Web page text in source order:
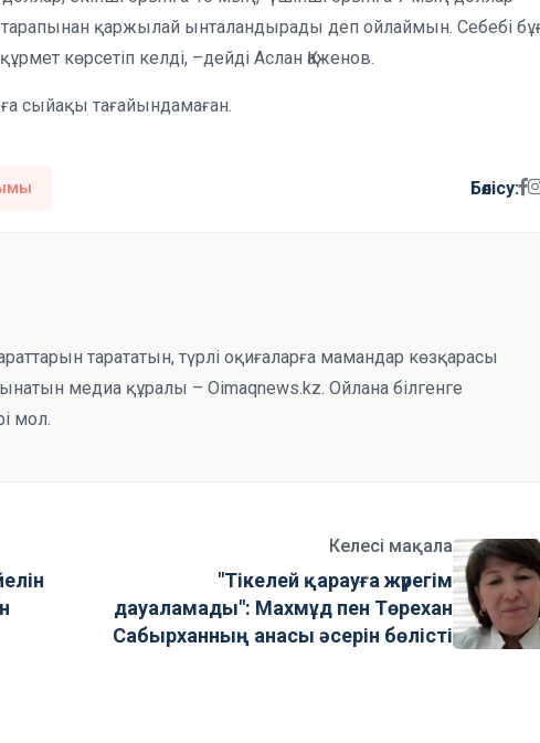
қаржылай ынталандырады деп ойлаймын. Себебі
көрсетіп келді, –дейді Аслан Қаженов.
сыйақы тағайындамаған.
Бөлісу:
тарататын, түрлі оқиғаларға мамандар көзқарасы
медиа құралы – Oimaqnews.kz. Ойлана білгенге
мол.
Келесі мақала
"Тікелей қарауға жүрегім
дауаламады": Махмұд пен Төрехан
Сабырханның анасы әсерін бөлісті